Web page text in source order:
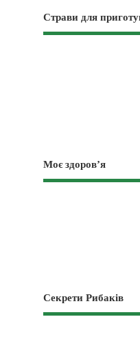
Страви для
Моє здоров’я
Секрети Рибаків